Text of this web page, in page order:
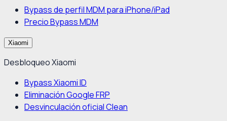
Bypass de perfil MDM para iPhone/iPad
Precio Bypass MDM
Xiaomi
Desbloqueo Xiaomi
Bypass Xiaomi ID
Eliminación Google FRP
Desvinculación oficial Clean